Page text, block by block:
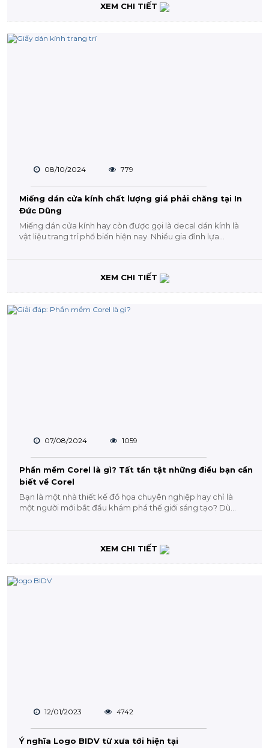
XEM CHI TIẾT
08/10/2024 779
Miếng dán cửa kính chất lượng giá phải chăng tại In
Đức Dũng
Miếng dán cửa kính hay còn được gọi là decal dán kính là
vật liệu trang trí phổ biến hiện nay. Nhiều gia đình lựa...
XEM CHI TIẾT
07/08/2024 1059
Phần mềm Corel là gì? Tất tần tật những điều bạn cần
biết về Corel
Bạn là một nhà thiết kế đồ họa chuyên nghiệp hay chỉ là
một người mới bắt đầu khám phá thế giới sáng tạo? Dù...
XEM CHI TIẾT
12/01/2023 4742
Ý nghĩa Logo BIDV từ xưa tới hiện tại